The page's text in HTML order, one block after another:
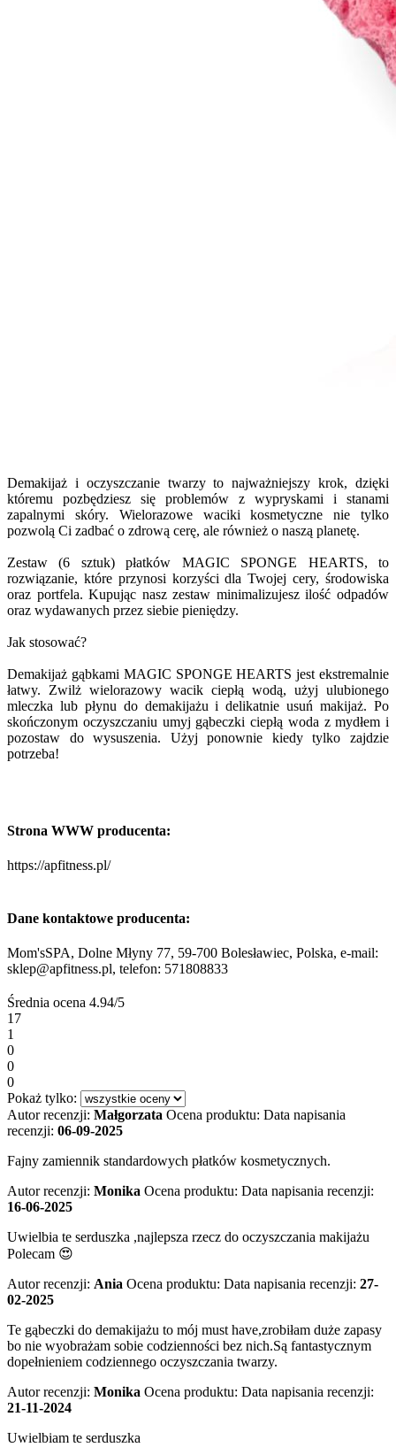
Demakijaż i oczyszczanie twarzy to najważniejszy krok, dzięki
któremu pozbędziesz się problemów z wypryskami i stanami
zapalnymi skóry. Wielorazowe waciki kosmetyczne nie tylko
pozwolą Ci zadbać o zdrową cerę, ale również o naszą planetę.
Zestaw (6 sztuk) płatków MAGIC SPONGE HEARTS, to
rozwiązanie, które przynosi korzyści dla Twojej cery, środowiska
oraz portfela. Kupując nasz zestaw minimalizujesz ilość odpadów
oraz wydawanych przez siebie pieniędzy.
Jak stosować?
Demakijaż gąbkami MAGIC SPONGE HEARTS jest ekstremalnie
łatwy. Zwilż wielorazowy wacik ciepłą wodą, użyj ulubionego
mleczka lub płynu do demakijażu i delikatnie usuń makijaż. Po
skończonym oczyszczaniu umyj gąbeczki ciepłą woda z mydłem i
pozostaw do wysuszenia. Użyj ponownie kiedy tylko zajdzie
potrzeba!
Strona WWW producenta:
https://apfitness.pl/
Dane kontaktowe producenta:
Mom'sSPA, Dolne Młyny 77, 59-700 Bolesławiec, Polska, e-mail:
sklep@apfitness.pl, telefon: 571808833
Średnia ocena 4.94/5
17
1
0
0
0
Pokaż tylko:
Autor recenzji: Małgorzata Ocena produktu: Data napisania
recenzji: 06-09-2025
Fajny zamiennik standardowych płatków kosmetycznych.
Autor recenzji: Monika Ocena produktu: Data napisania recenzji:
16-06-2025
Uwielbia te serduszka ,najlepsza rzecz do oczyszczania makijażu
Polecam 😍
Autor recenzji: Ania Ocena produktu: Data napisania recenzji: 27-
02-2025
Te gąbeczki do demakijażu to mój must have,zrobiłam duże zapasy
bo nie wyobrażam sobie codzienności bez nich.Są fantastycznym
dopełnieniem codziennego oczyszczania twarzy.
Autor recenzji: Monika Ocena produktu: Data napisania recenzji:
21-11-2024
Uwielbiam te serduszka